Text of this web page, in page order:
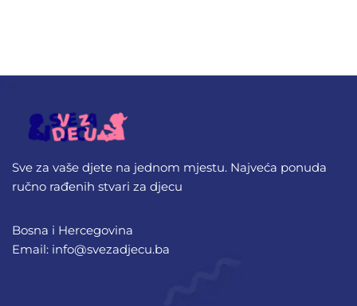
Sve za vaše djete na jednom mjestu. Najveća ponuda
ručno rađenih stvari za djecu
Bosna i Hercegovina
Email: info@svezadjecu.ba